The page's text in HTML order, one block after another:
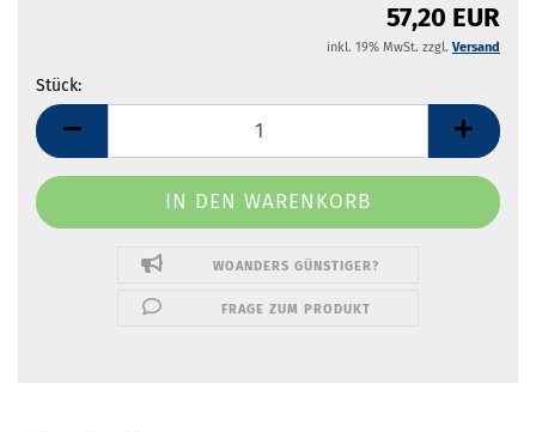
57,20 EUR
inkl. 19% MwSt. zzgl. Versand
Stück:
Stück
WOANDERS GÜNSTIGER?
FRAGE ZUM PRODUKT